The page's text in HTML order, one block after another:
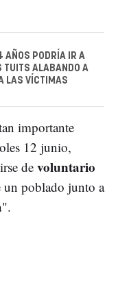
AÑOS PODRÍA IR A
TUITS ALABANDO A
LAS VÍCTIMAS
importante
12 junio,
de voluntario
un poblado junto a
".